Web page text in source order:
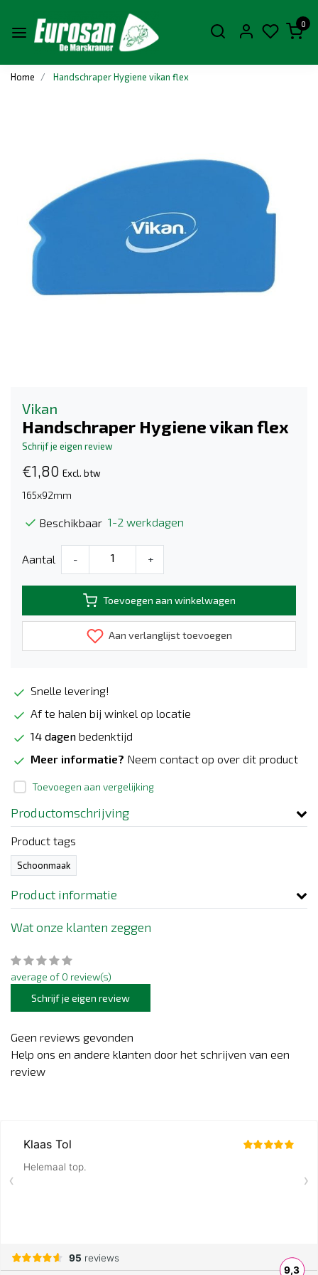
0
Home Handschraper Hygiene vikan flex
Vikan
Handschraper Hygiene vikan flex
Schrijf je eigen review
€1,80 Excl. btw
165x92mm
Beschikbaar 1-2 werkdagen
Aantal - +
Toevoegen aan winkelwagen
Aan verlanglijst toevoegen
Snelle levering!
Af te halen bij winkel op locatie
14 dagen bedenktijd
Meer informatie? Neem contact op over dit product
Toevoegen aan vergelijking
Productomschrijving
Product tags
Schoonmaak
Product informatie
Wat onze klanten zeggen
average of 0 review(s)
Schrijf je eigen review
Geen reviews gevonden
Help ons en andere klanten door het schrijven van een
review